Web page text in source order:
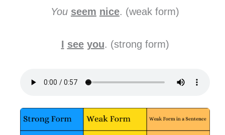
You seem nice. (weak form)
I see you. (strong form)